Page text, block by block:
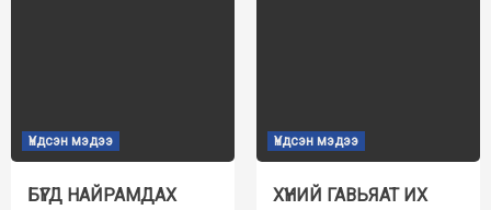
Үндсэн мэдээ
БҮГД НАЙРАМДАХ
Үндсэн мэдээ
ХҮНИЙ ГАВЬЯАТ ИХ